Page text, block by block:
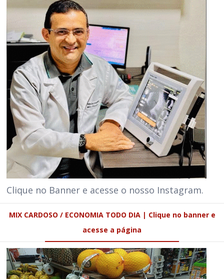
Clique no Banner e acesse o nosso Instagram.
MIX CARDOSO / ECONOMIA TODO DIA | Clique no banner e
acesse a página